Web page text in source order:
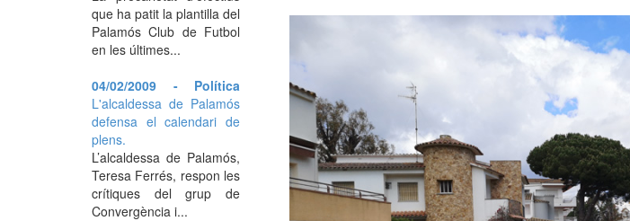
que ha patit la plantilla del
Palamós Club de Futbol
en les últimes...
04/02/2009 - Política
L'alcaldessa de Palamós
defensa el calendari de
plens.
L’alcaldessa de Palamós,
Teresa Ferrés, respon les
crítiques del grup de
Convergència i...